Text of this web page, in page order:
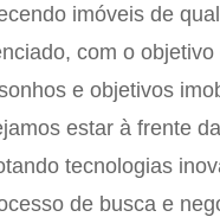
imóveis de
com o objetivo
e objetivos
estar à frente
tecnologias
de busca e